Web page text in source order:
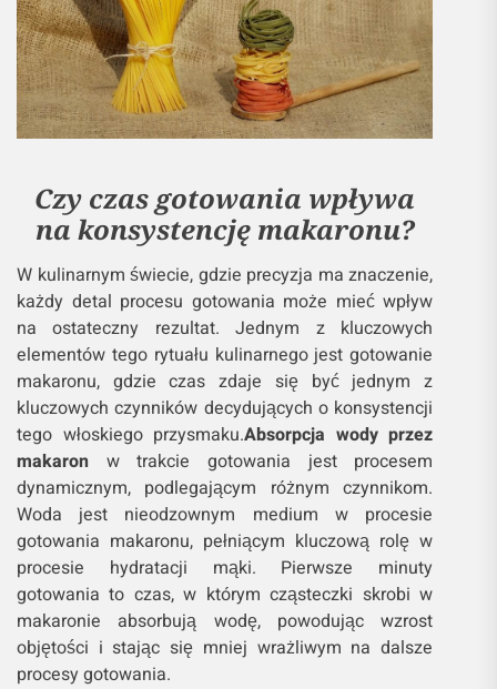
Czy czas gotowania wpływa
na konsystencję makaronu?
W kulinarnym świecie, gdzie precyzja ma znaczenie,
każdy detal procesu gotowania może mieć wpływ
na ostateczny rezultat. Jednym z kluczowych
elementów tego rytuału kulinarnego jest gotowanie
makaronu, gdzie czas zdaje się być jednym z
kluczowych czynników decydujących o konsystencji
tego włoskiego przysmaku.Absorpcja wody przez
makaron w trakcie gotowania jest procesem
dynamicznym, podlegającym różnym czynnikom.
Woda jest nieodzownym medium w procesie
gotowania makaronu, pełniącym kluczową rolę w
procesie hydratacji mąki. Pierwsze minuty
gotowania to czas, w którym cząsteczki skrobi w
makaronie absorbują wodę, powodując wzrost
objętości i stając się mniej wrażliwym na dalsze
procesy gotowania.